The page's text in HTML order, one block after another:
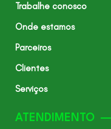
Trabalhe conosco
Onde estamos
Parceiros
Clientes
Serviços
ATENDIMENTO